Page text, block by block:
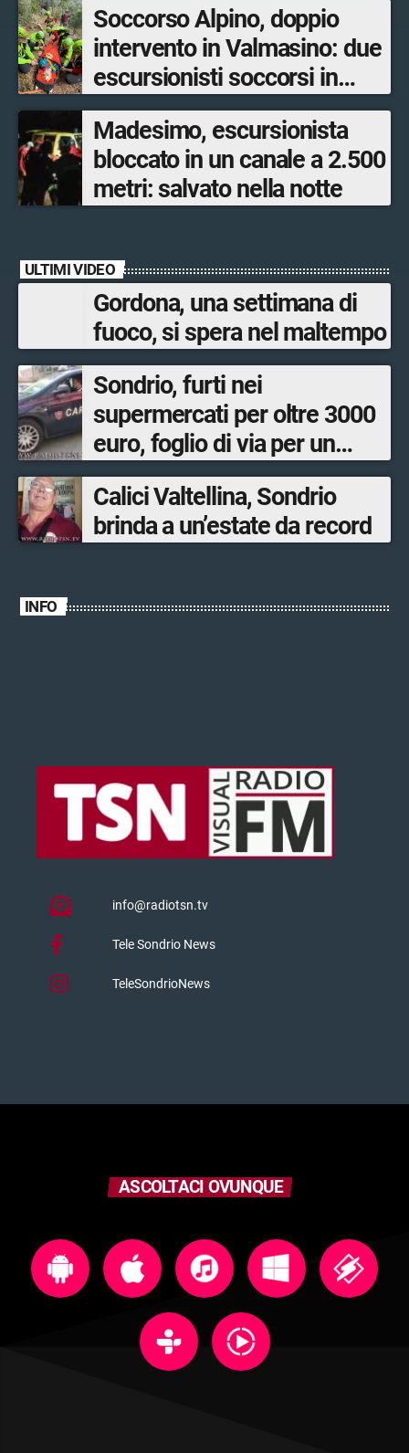
Soccorso Alpino, doppio
intervento in Valmasino: due
escursionisti soccorsi in
poche ore
Madesimo, escursionista
bloccato in un canale a 2.500
metri: salvato nella notte
ULTIMI VIDEO
Gordona, una settimana di
fuoco, si spera nel maltempo
Sondrio, furti nei
supermercati per oltre 3000
euro, foglio di via per un
ventinovenne
Calici Valtellina, Sondrio
brinda a un’estate da record
INFO
info@radiotsn.tv
Tele Sondrio News
TeleSondrioNews
ASCOLTACI OVUNQUE